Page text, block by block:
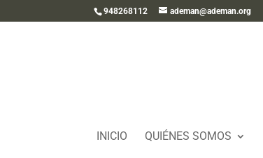
948268112 ademan@ademan.org
INICIO QUIÉNES SOMOS